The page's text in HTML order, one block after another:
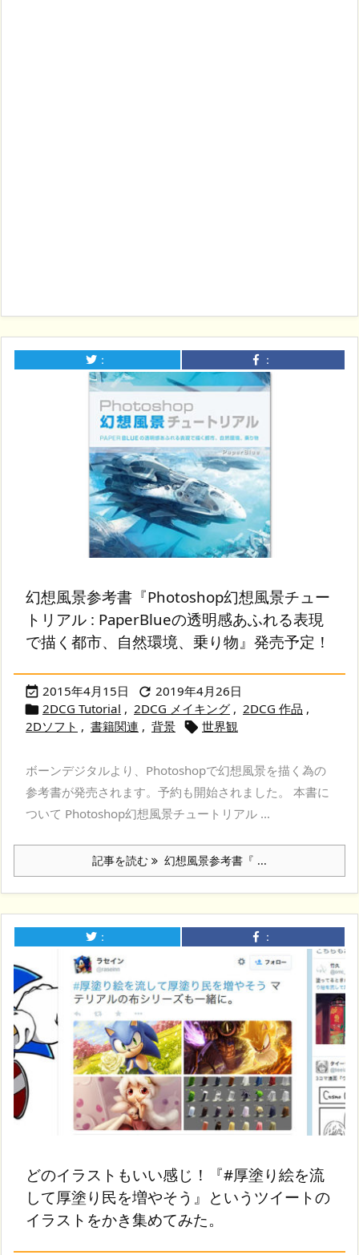
： ：
幻想風景参考書『Photoshop幻想風景チュー
トリアル : PaperBlueの透明感あふれる表現
で描く都市、自然環境、乗り物』発売予定！
 2015年4月15日  2019年4月26日
 2DCG Tutorial , 2DCG メイキング , 2DCG 作品 ,
2Dソフト , 書籍関連 , 背景  世界観
ボーンデジタルより、Photoshopで幻想風景を描く為の
参考書が発売されます。予約も開始されました。 本書に
ついて Photoshop幻想風景チュートリアル ...
記事を読む 幻想風景参考書『 ...
： ：
どのイラストもいい感じ！『#厚塗り絵を流
して厚塗り民を増やそう』というツイートの
イラストをかき集めてみた。